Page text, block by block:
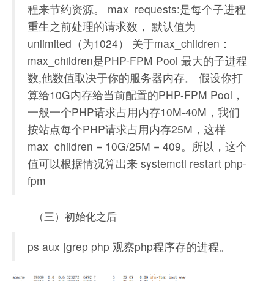
程来节约资源。 max_requests:是每个子进程
重生之前处理的请求数， 默认值为
unlimited（为1024） 关于max_children：
max_children是PHP-FPM Pool 最大的子进程
数,他数值取决于你的服务器内存。 假设你打
算给10G内存给当前配置的PHP-FPM Pool，
一般一个PHP请求占用内存10M-40M，我们
按站点每个PHP请求占用内存25M，这样
max_children = 10G/25M = 409。所以，这个
值可以根据情况算出来 systemctl restart php-
fpm
（三）初始化之后
ps aux |grep php 观察php程序存的进程。